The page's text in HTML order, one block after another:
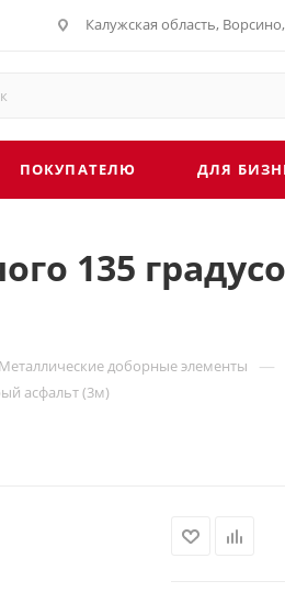
Калужская область,
ПОКУПАТЕЛЮ ДЛЯ
135
Металлические доборные элементы —
асфальт (3м)